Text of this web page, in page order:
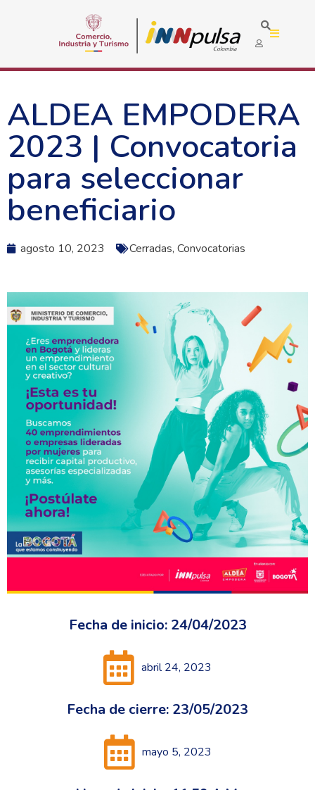
ALDEA EMPODERA
2023 | Convocatoria
para seleccionar
beneficiario
agosto 10, 2023 Cerradas, Convocatorias
Fecha de inicio: 24/04/2023
abril 24, 2023
Fecha de cierre: 23/05/2023
mayo 5, 2023